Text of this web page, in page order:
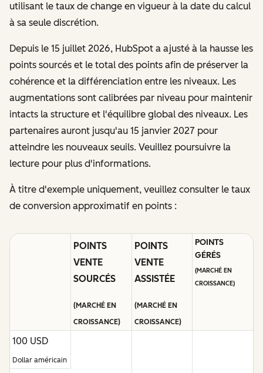
utilisant le taux de change en vigueur à la date du calcul
à sa seule discrétion.
Depuis le 15 juillet 2026, HubSpot a ajusté à la hausse les
points sourcés et le total des points afin de préserver la
cohérence et la différenciation entre les niveaux. Les
augmentations sont calibrées par niveau pour maintenir
intacts la structure et l'équilibre global des niveaux. Les
partenaires auront jusqu'au 15 janvier 2027 pour
atteindre les nouveaux seuils. Veuillez poursuivre la
lecture pour plus d'informations.
À titre d'exemple uniquement, veuillez consulter le taux
de conversion approximatif en points :
POINTS
VENTE
SOURCÉS
(MARCHÉ EN
CROISSANCE)
POINTS
VENTE
ASSISTÉE
(MARCHÉ EN
CROISSANCE)
POINTS
GÉRÉS
(MARCHÉ EN
CROISSANCE)
100 USD
Dollar américain